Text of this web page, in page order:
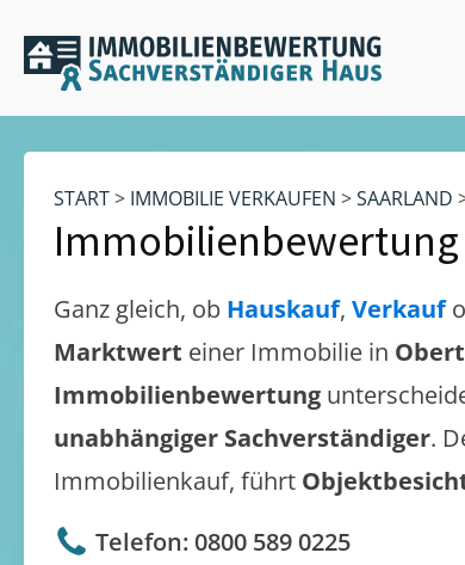
START> IMMOBILIE VERKAUFEN >SAARLAND
Immobilienbewertung
Ganz gleich, ob Hauskauf, Verkauf
Marktwert einer Immobilie in
Immobilienbewertung
unabhängiger Sachverständiger.
Immobilienkauf, führt
Telefon: 0800 589 0225